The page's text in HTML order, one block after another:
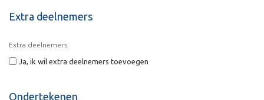
Extra deelnemers
Extra deelnemers
Ja, ik wil extra deelnemers toevoegen
Ondertekenen